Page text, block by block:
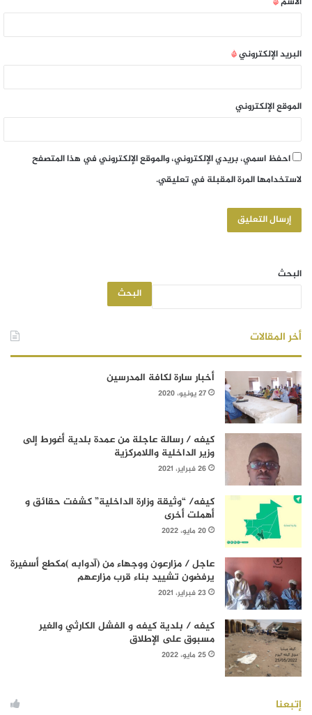
البريد الإلكتروني*
الموقع الإلكتروني
احفظ اسمي، بريدي الإلكتروني، والموقع الإلكتروني في هذا المتصفح
لاستخدامها المرة المقبلة في تعليقي.
البحث
البحث
أخر المقالات
أخبار سارة لكافة المدرسين
27 يونيو، 2020
كيفه / رسالة عاجلة من عمدة بلدية أغورط إلى
وزير الداخلية واللامركزية
26 فبراير، 2021
كيفه/ “وثيقة وزارة الداخلية” كشفت حقائق و
أهملت أخرى
20 مايو، 2022
عاجل / مزارعون ووجهاء من (آدوابه )مكطع أسفيرة
يرفضون تشييد بناء قرب مزارعهم
23 فبراير، 2021
كيفه / بلدية كيفه و الفشل الكارثي والغير
مسبوق على الإطلاق
25 مايو، 2022
إتبعنا